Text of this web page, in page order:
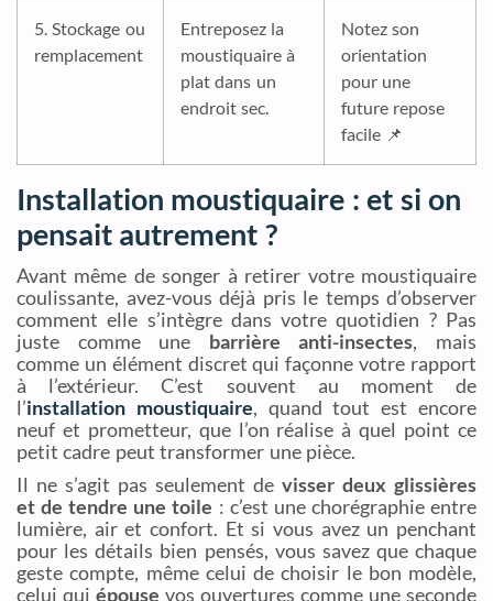
5. Stockage ou
remplacement
Entreposez la
moustiquaire à
plat dans un
endroit sec.
Notez son
orientation
pour une
future repose
facile 📌
Installation moustiquaire : et si on
pensait autrement ?
Avant même de songer à retirer votre moustiquaire
coulissante, avez-vous déjà pris le temps d’observer
comment elle s’intègre dans votre quotidien ? Pas
juste comme une barrière anti-insectes, mais
comme un élément discret qui façonne votre rapport
à l’extérieur. C’est souvent au moment de
l’installation moustiquaire, quand tout est encore
neuf et prometteur, que l’on réalise à quel point ce
petit cadre peut transformer une pièce.
Il ne s’agit pas seulement de visser deux glissières
et de tendre une toile : c’est une chorégraphie entre
lumière, air et confort. Et si vous avez un penchant
pour les détails bien pensés, vous savez que chaque
geste compte, même celui de choisir le bon modèle,
celui qui épouse vos ouvertures comme une seconde